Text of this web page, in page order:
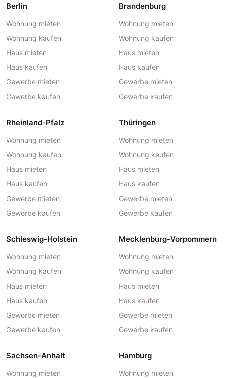
Berlin
Wohnung mieten
Wohnung kaufen
Haus mieten
Haus kaufen
Gewerbe mieten
Gewerbe kaufen
Brandenburg
Wohnung mieten
Wohnung kaufen
Haus mieten
Haus kaufen
Gewerbe mieten
Gewerbe kaufen
Rheinland-Pfalz
Wohnung mieten
Wohnung kaufen
Haus mieten
Haus kaufen
Gewerbe mieten
Gewerbe kaufen
Thüringen
Wohnung mieten
Wohnung kaufen
Haus mieten
Haus kaufen
Gewerbe mieten
Gewerbe kaufen
Schleswig-Holstein
Wohnung mieten
Wohnung kaufen
Haus mieten
Haus kaufen
Gewerbe mieten
Gewerbe kaufen
Mecklenburg-Vorpommern
Wohnung mieten
Wohnung kaufen
Haus mieten
Haus kaufen
Gewerbe mieten
Gewerbe kaufen
Sachsen-Anhalt
Wohnung mieten
Hamburg
Wohnung mieten